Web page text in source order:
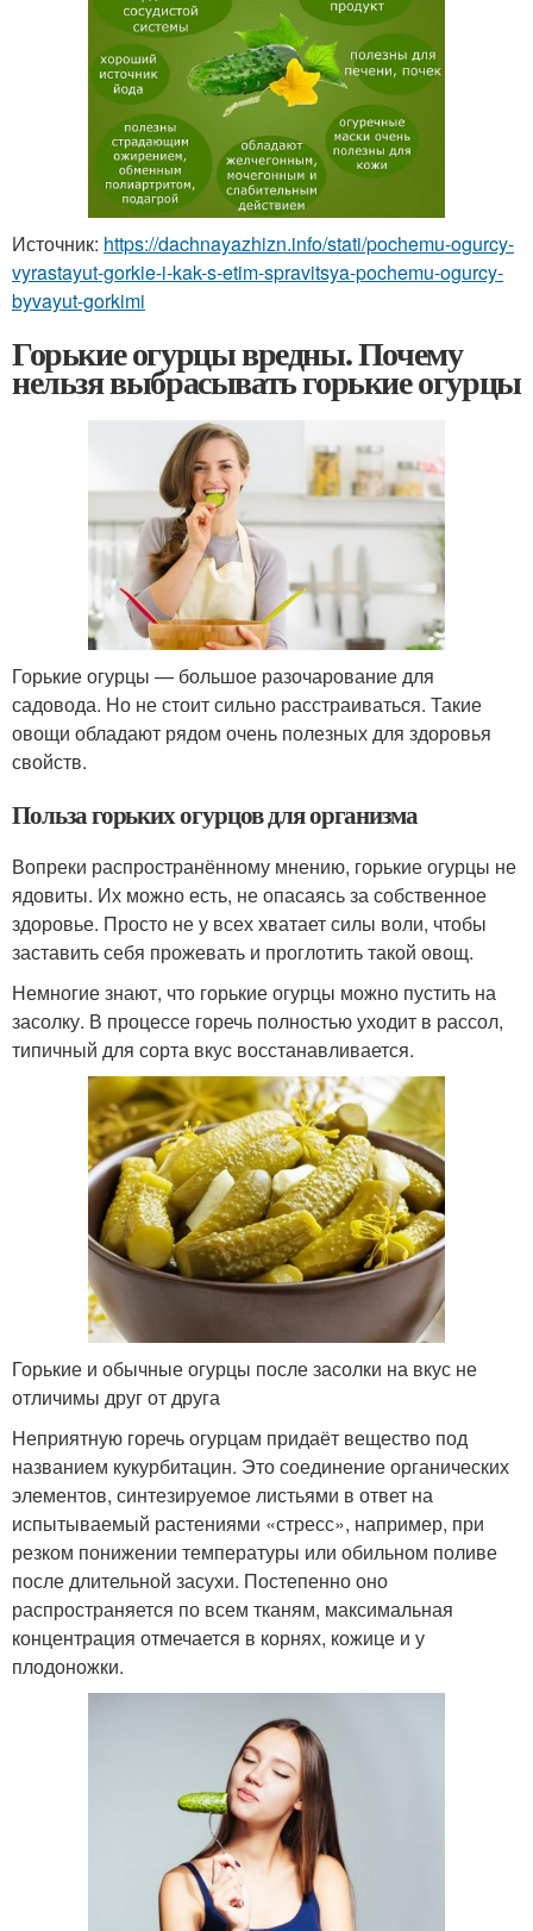
Источник: https://dachnayazhizn.info/stati/pochemu-ogurcy-
vyrastayut-gorkie-i-kak-s-etim-spravitsya-pochemu-ogurcy-
byvayut-gorkimi
Горькие огурцы вредны. Почему
нельзя выбрасывать горькие огурцы
Горькие огурцы — большое разочарование для
садовода. Но не стоит сильно расстраиваться. Такие
овощи обладают рядом очень полезных для здоровья
свойств.
Польза горьких огурцов для организма
Вопреки распространённому мнению, горькие огурцы не
ядовиты. Их можно есть, не опасаясь за собственное
здоровье. Просто не у всех хватает силы воли, чтобы
заставить себя прожевать и проглотить такой овощ.
Немногие знают, что горькие огурцы можно пустить на
засолку. В процессе горечь полностью уходит в рассол,
типичный для сорта вкус восстанавливается.
Горькие и обычные огурцы после засолки на вкус не
отличимы друг от друга
Неприятную горечь огурцам придаёт вещество под
названием кукурбитацин. Это соединение органических
элементов, синтезируемое листьями в ответ на
испытываемый растениями «стресс», например, при
резком понижении температуры или обильном поливе
после длительной засухи. Постепенно оно
распространяется по всем тканям, максимальная
концентрация отмечается в корнях, кожице и у
плодоножки.